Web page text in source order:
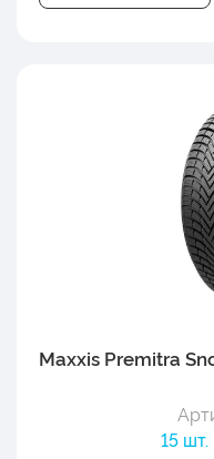
Maxxis Premitra
15